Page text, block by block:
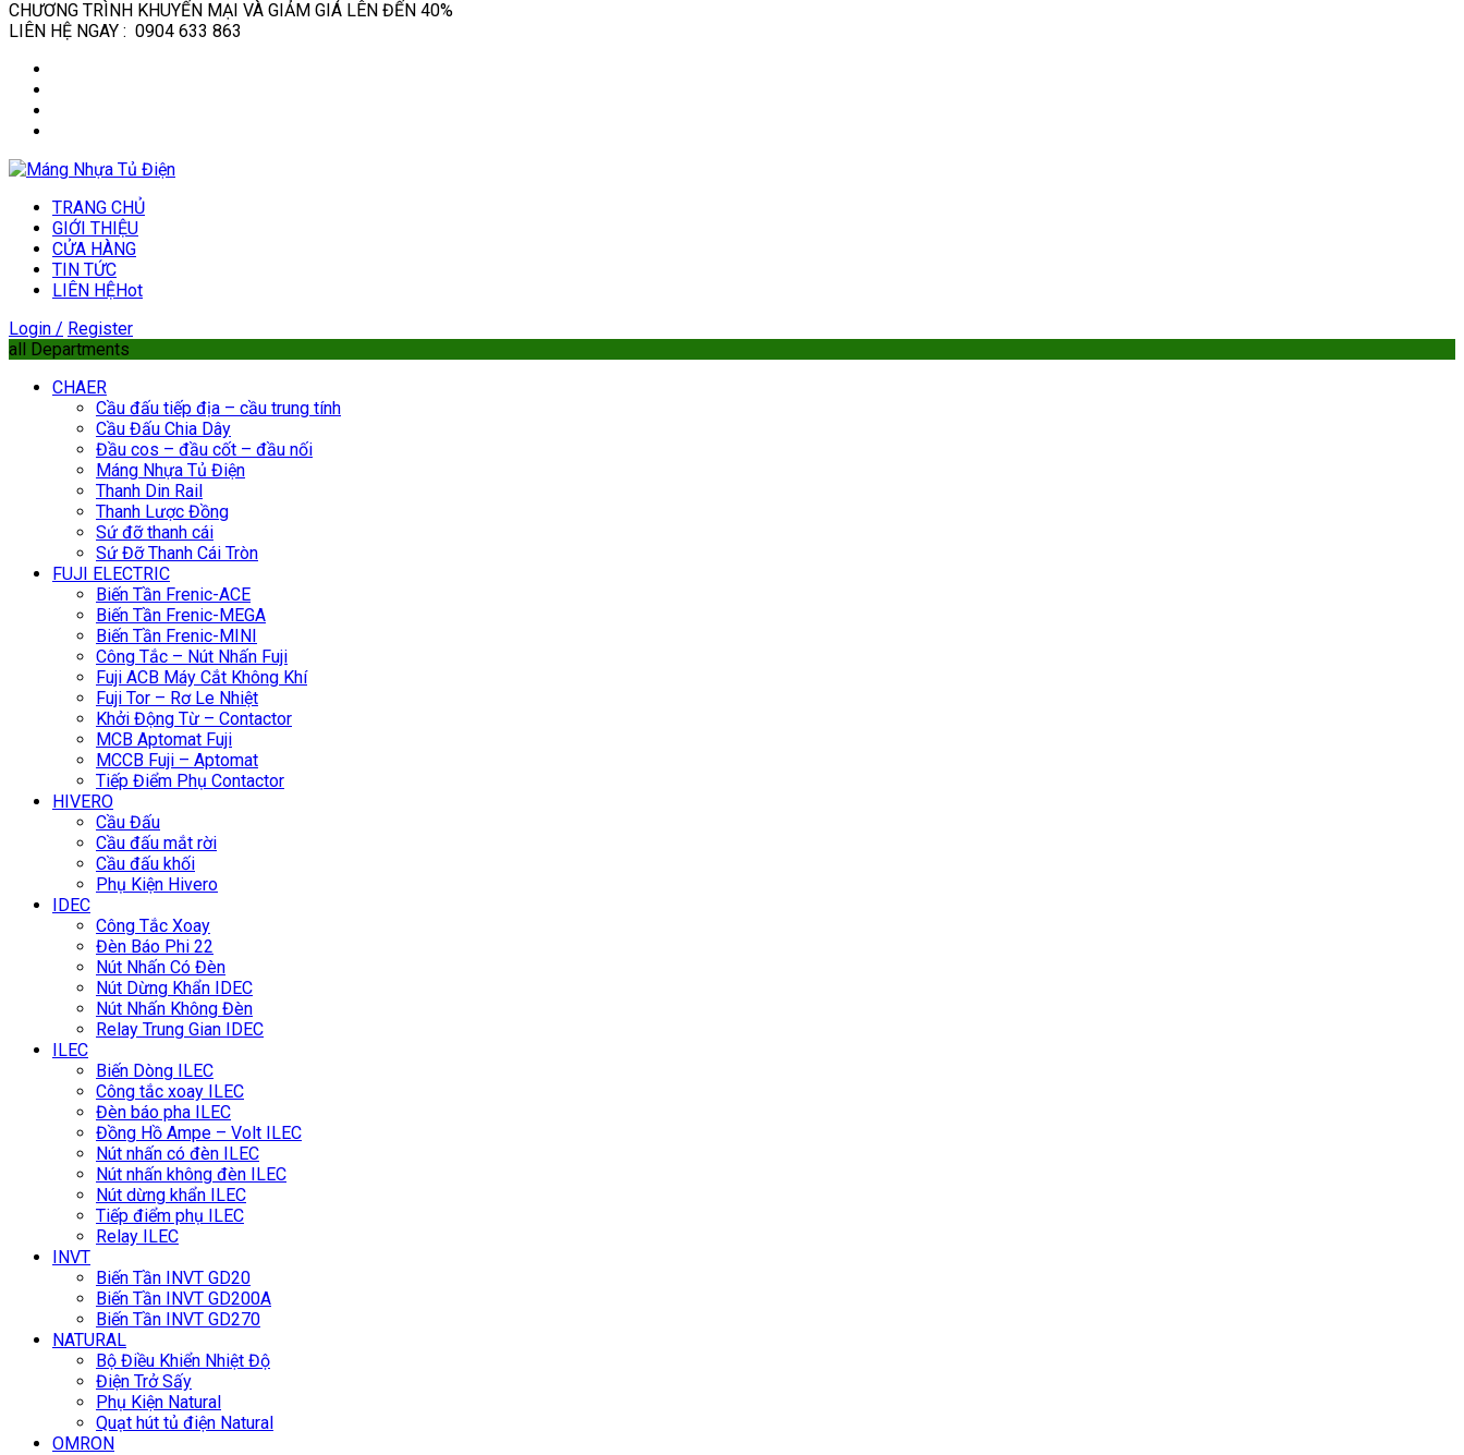
CHƯƠNG TRÌNH KHUYẾN MẠI VÀ GIẢM GIÁ LÊN ĐẾN 40%
LIÊN HỆ NGAY : 0904 633 863
TRANG CHỦ
GIỚI THIỆU
CỬA HÀNG
TIN TỨC
LIÊN HỆHot
Login / Register
all Departments
CHAER
Cầu đấu tiếp địa – cầu trung tính
Cầu Đấu Chia Dây
Đầu cos – đầu cốt – đầu nối
Máng Nhựa Tủ Điện
Thanh Din Rail
Thanh Lược Đồng
Sứ đỡ thanh cái
Sứ Đỡ Thanh Cái Tròn
FUJI ELECTRIC
Biến Tần Frenic-ACE
Biến Tần Frenic-MEGA
Biến Tần Frenic-MINI
Công Tắc – Nút Nhấn Fuji
Fuji ACB Máy Cắt Không Khí
Fuji Tor – Rơ Le Nhiệt
Khởi Động Từ – Contactor
MCB Aptomat Fuji
MCCB Fuji – Aptomat
Tiếp Điểm Phụ Contactor
HIVERO
Cầu Đấu
Cầu đấu mắt rời
Cầu đấu khối
Phụ Kiện Hivero
IDEC
Công Tắc Xoay
Đèn Báo Phi 22
Nút Nhấn Có Đèn
Nút Dừng Khẩn IDEC
Nút Nhấn Không Đèn
Relay Trung Gian IDEC
ILEC
Biến Dòng ILEC
Công tắc xoay ILEC
Đèn báo pha ILEC
Đồng Hồ Ampe – Volt ILEC
Nút nhấn có đèn ILEC
Nút nhấn không đèn ILEC
Nút dừng khẩn ILEC
Tiếp điểm phụ ILEC
Relay ILEC
INVT
Biến Tần INVT GD20
Biến Tần INVT GD200A
Biến Tần INVT GD270
NATURAL
Bộ Điều Khiển Nhiệt Độ
Điện Trở Sấy
Phụ Kiện Natural
Quạt hút tủ điện Natural
OMRON